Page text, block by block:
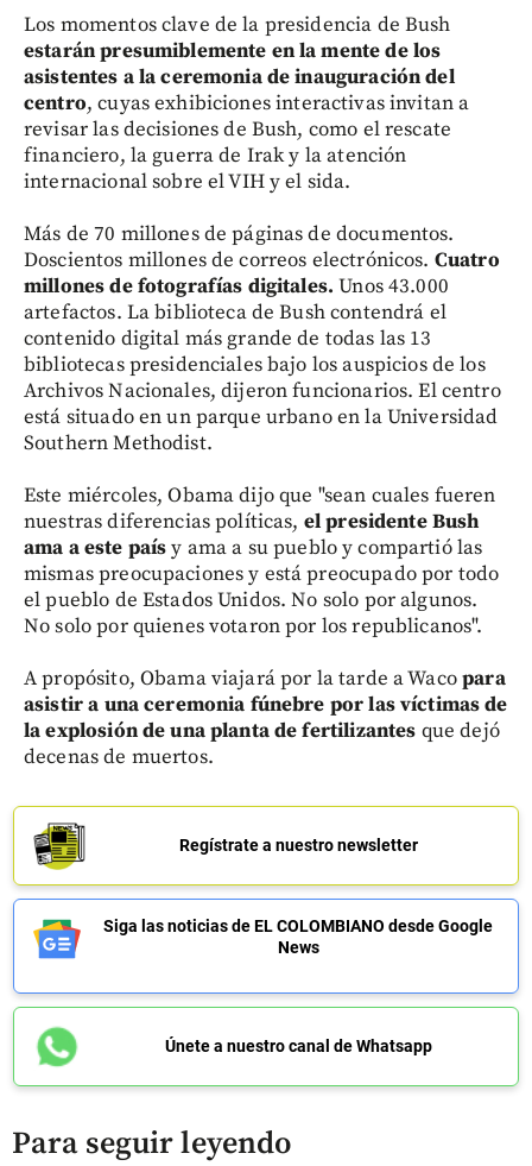
Los momentos clave de la presidencia de Bush
estarán presumiblemente en la mente de los
asistentes a la ceremonia de inauguración del
centro, cuyas exhibiciones interactivas invitan a
revisar las decisiones de Bush, como el rescate
financiero, la guerra de Irak y la atención
internacional sobre el VIH y el sida.
Más de 70 millones de páginas de documentos.
Doscientos millones de correos electrónicos. Cuatro
millones de fotografías digitales. Unos 43.000
artefactos. La biblioteca de Bush contendrá el
contenido digital más grande de todas las 13
bibliotecas presidenciales bajo los auspicios de los
Archivos Nacionales, dijeron funcionarios. El centro
está situado en un parque urbano en la Universidad
Southern Methodist.
Este miércoles, Obama dijo que "sean cuales fueren
nuestras diferencias políticas, el presidente Bush
ama a este paísy ama a su pueblo y compartió las
mismas preocupaciones y está preocupado por todo
el pueblo de Estados Unidos. No solo por algunos.
No solo por quienes votaron por los republicanos".
A propósito, Obama viajará por la tarde a Wacopara
asistir a una ceremonia fúnebre por las víctimas de
la explosión de una planta de fertilizantes que dejó
decenas de muertos.
Regístrate a nuestro newsletter
Siga las noticias de EL COLOMBIANO desde Google
News
Únete a nuestro canal de Whatsapp
Para seguir leyendo